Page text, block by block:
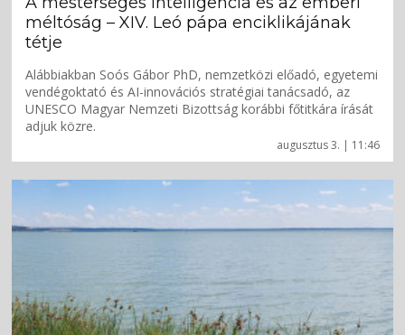
augusztus 3. | 11:46
méltóság – XIV. Leó pápa enciklikájának
tétje
Alábbiakban Soós Gábor PhD, nemzetközi előadó, egyetemi
vendégoktató és AI-innovációs stratégiai tanácsadó, az
UNESCO Magyar Nemzeti Bizottság korábbi főtitkára írását
adjuk közre.